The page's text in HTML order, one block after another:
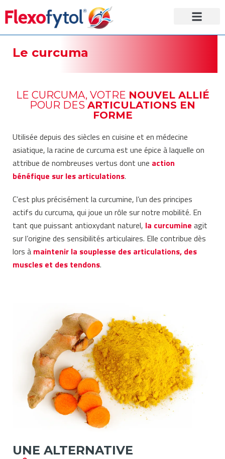
Le curcuma
LE CURCUMA, VOTRE NOUVEL ALLIÉ
POUR DES ARTICULATIONS EN
FORME
Utilisée depuis des siècles en cuisine et en médecine
asiatique, la racine de curcuma est une épice à laquelle on
attribue de nombreuses vertus dont une action
bénéfique sur les articulations.
C’est plus précisément la curcumine, l’un des principes
actifs du curcuma, qui joue un rôle sur notre mobilité. En
tant que puissant antioxydant naturel, la curcumine agit
sur l’origine des sensibilités articulaires. Elle contribue dès
lors à maintenir la souplesse des articulations, des
muscles et des tendons.
UNE ALTERNATIVE